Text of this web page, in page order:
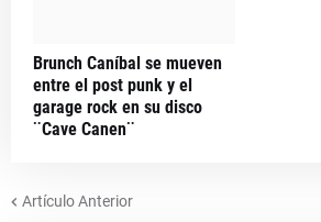
Brunch Caníbal se mueven
entre el post punk y el
garage rock en su disco
¨Cave Canen¨
Artículo Anterior